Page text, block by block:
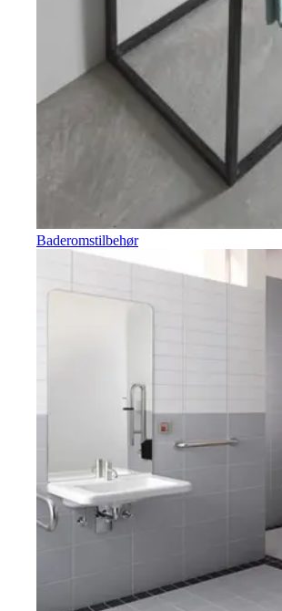
Baderomstilbehør